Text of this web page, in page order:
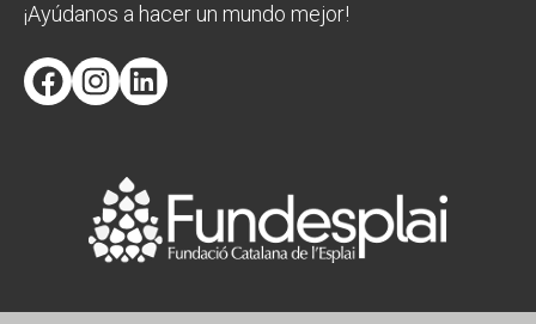
¡Ayúdanos a hacer un mundo mejor!
FacebookInstagram
LinkedIn